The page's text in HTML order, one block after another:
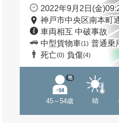
2022年9月2日(金
神戸市中央区南本町
車両相互 中破事故
中型貨物車(1) 普通乗
死亡(0) 負傷(4)
45～54歳
他
晴